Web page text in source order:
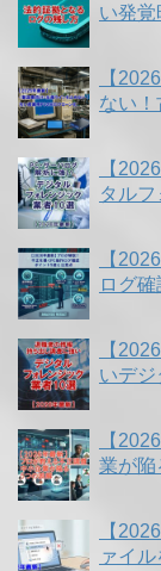
い発
【
ない
【
タル
【
ログ
【
いデ
【
業が陥
【
ァイル